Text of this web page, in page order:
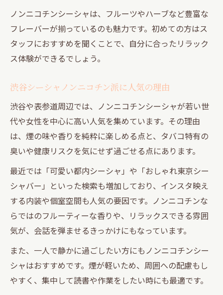
ノンニコチンシーシャは、フルーツやハーブなど豊富な
フレーバーが揃っているのも魅力です。初めての方はス
タッフにおすすめを聞くことで、自分に合ったリラック
ス体験ができるでしょう。
渋谷シーシャノンニコチン派に人気の理由
渋谷や表参道周辺では、ノンニコチンシーシャが若い世
代や女性を中心に高い人気を集めています。その理由
は、煙の味や香りを純粋に楽しめる点と、タバコ特有の
臭いや健康リスクを気にせず過ごせる点にあります。
最近では「可愛い都内シーシャ」や「おしゃれ東京シー
シャバー」といった検索も増加しており、インスタ映え
する内装や個室空間も人気の要因です。ノンニコチンな
らではのフルーティーな香りや、リラックスできる雰囲
気が、会話を弾ませるきっかけにもなっています。
また、一人で静かに過ごしたい方にもノンニコチンシー
シャはおすすめです。煙が軽いため、周囲への配慮もし
やすく、集中して読書や作業をしたい時にも最適です。